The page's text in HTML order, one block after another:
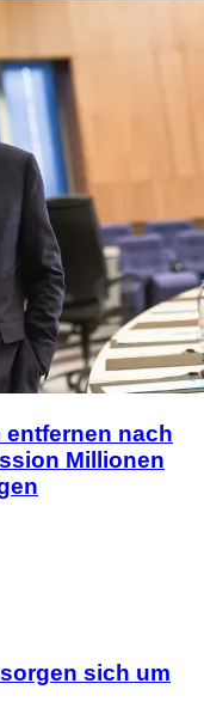
nach
Millionen
sich um